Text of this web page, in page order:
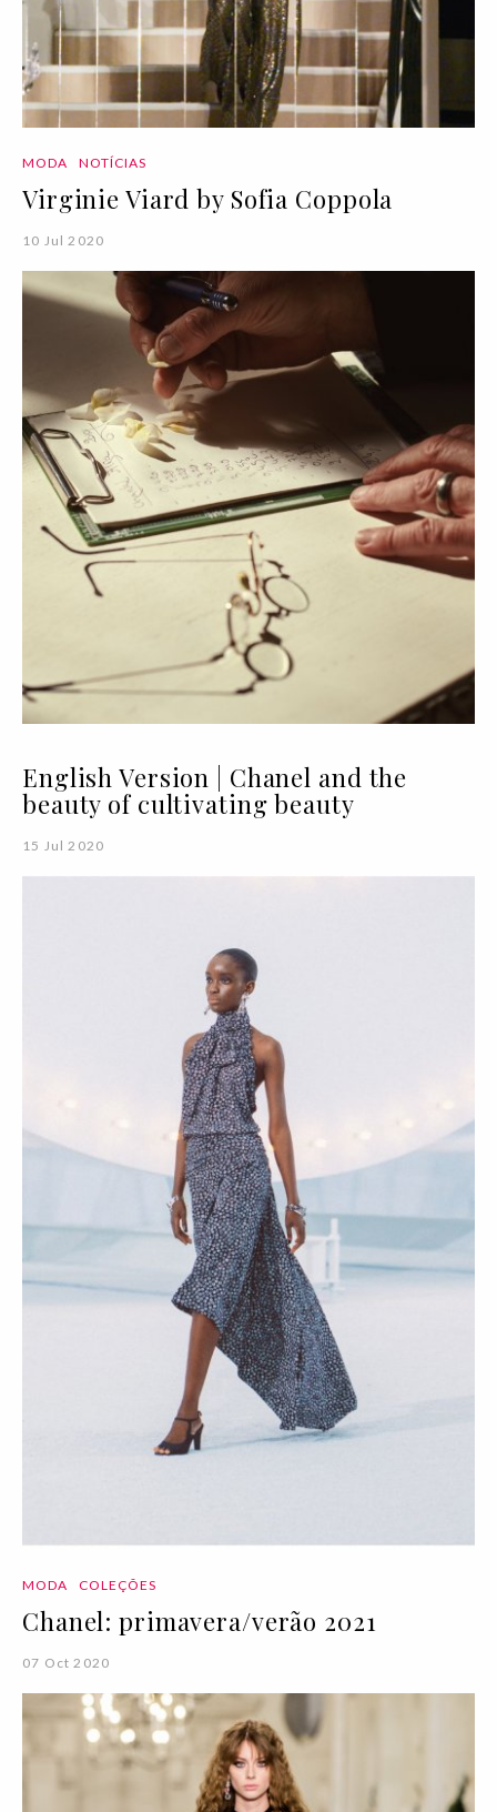
MODA NOTÍCIAS
Virginie Viard by Sofia Coppola
10 Jul 2020
English Version | Chanel and the
beauty of cultivating beauty
15 Jul 2020
MODA COLEÇÕES
Chanel: primavera/verão 2021
07 Oct 2020